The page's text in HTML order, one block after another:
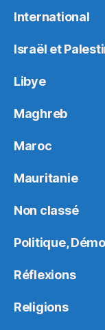
International
Israël et
Libye
Maghreb
Maroc
Mauritanie
Non classé
Politique,
Réflexions
Religions